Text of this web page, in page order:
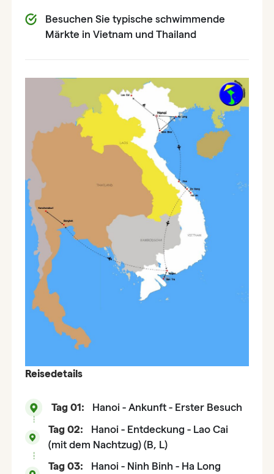
Besuchen Sie typische schwimmende
Märkte in Vietnam und Thailand
Reisedetails
Tag 01: Hanoi - Ankunft - Erster Besuch
Tag 02:
Hanoi - Entdeckung - Lao Cai
(mit dem Nachtzug) (B, L)
Tag 03:
Hanoi - Ninh Binh - Ha Long